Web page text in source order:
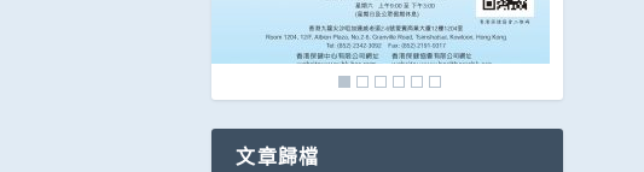
文章歸檔